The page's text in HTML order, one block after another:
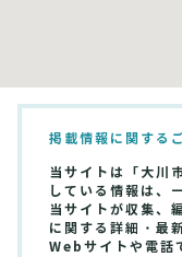
掲載情報に関する
当サイトは「大川
している情報は、
当サイトが収集、
に関する詳細・最
Webサイトや電話